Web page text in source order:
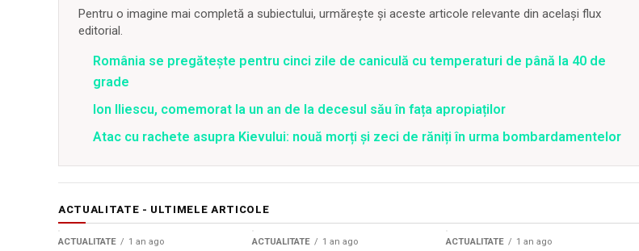
Pentru o imagine mai completă a subiectului, urmărește și aceste articole relevante din același flux
editorial.
România se pregătește pentru cinci zile de caniculă cu temperaturi de până la 40 de
grade
Ion Iliescu, comemorat la un an de la decesul său în fața apropiaților
Atac cu rachete asupra Kievului: nouă morți și zeci de răniți în urma bombardamentelor
ACTUALITATE - ULTIMELE ARTICOLE
ACTUALITATE 1 an ago ACTUALITATE 1 an ago ACTUALITATE 1 an ago